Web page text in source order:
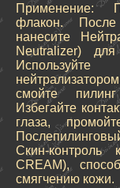
Применение:
флакон.
нанесите
Neutralizer)
смойте
Избегайте
глаза,
Скин-
CREAM),
смягчению кожи.